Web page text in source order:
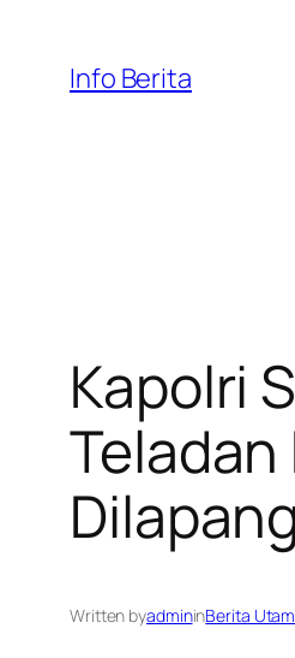
content
Info Berita
Kapolri
Written byadmininBerita